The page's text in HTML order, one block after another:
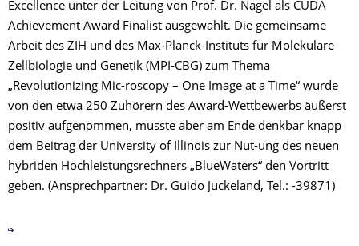
Excellence unter der Leitung von Prof. Dr. Nagel als CUDA
Achievement Award Finalist ausgewählt. Die gemeinsame
Arbeit des ZIH und des Max-Planck-Instituts für Molekulare
Zellbiologie und Genetik (MPI-CBG) zum Thema
„Revolutionizing Mic-roscopy – One Image at a Time“ wurde
von den etwa 250 Zuhörern des Award-Wettbewerbs äußerst
positiv aufgenommen, musste aber am Ende denkbar knapp
dem Beitrag der University of Illinois zur Nut-ung des neuen
hybriden Hochleistungsrechners „BlueWaters“ den Vortritt
geben. (Ansprechpartner: Dr. Guido Juckeland, Tel.: -39871)